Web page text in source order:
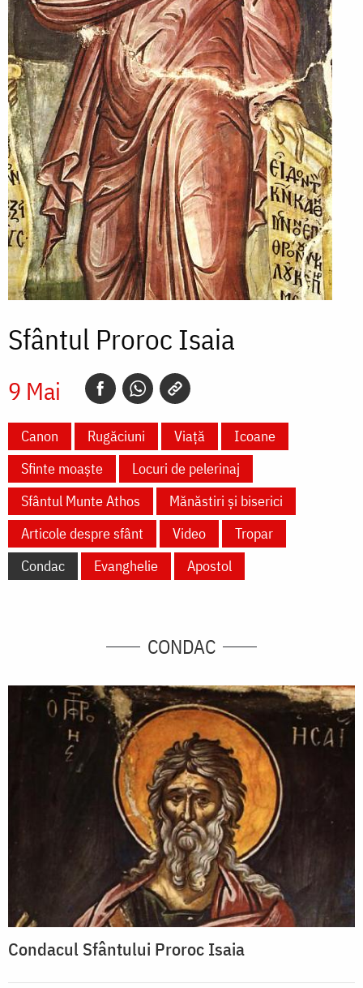
Sfântul Proroc Isaia
9 Mai
Canon Rugăciuni Viață
Icoane
Sfinte moaște
Locuri de pelerinaj
Sfântul Munte Athos
Mănăstiri și biserici
Articole despre sfânt
Video
Tropar
Condac
Evanghelie Apostol
CONDAC
Condacul Sfântului Proroc Isaia